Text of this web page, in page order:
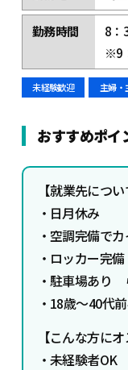
勤務時間
8：
※9
未経験歓迎 主婦・
おすすめポイ
【就業先につい
・日月休み
・空調完備で
・ロッカー完備
・駐車場あり
・18歳～40代
【こんな方にオ
・未経験者OK